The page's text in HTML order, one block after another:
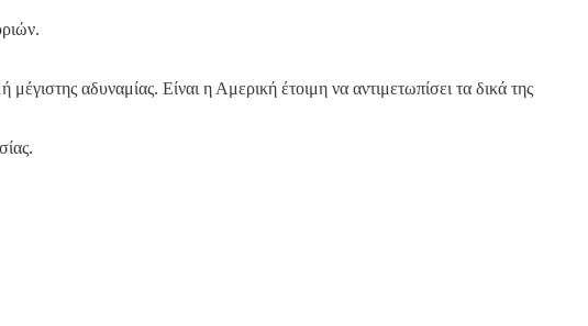
αδυναμίας. Είναι η Αμερική έτοιμη να αντιμετωπίσει τα δικά της